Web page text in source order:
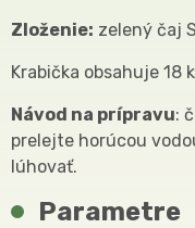
Zloženie: zelený čaj
Krabička obsahuje 18
Návod na prípravu:
prelejte horúcou
lúhovať.
Parametre